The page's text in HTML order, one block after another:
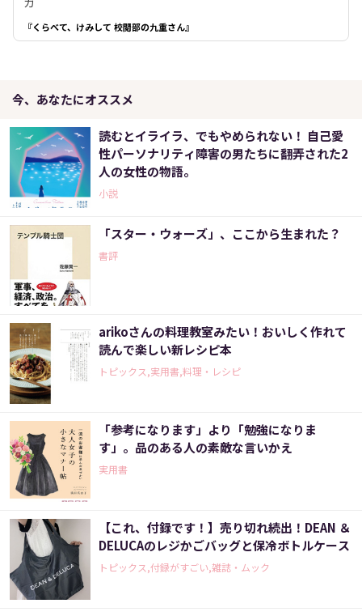
『くらべて、けみして 校閲部の九重さん』
今、あなたにオススメ
読むとイライラ、でもやめられない！ 自己愛
性パーソナリティ障害の男たちに翻弄された2
人の女性の物語。
小説
「スター・ウォーズ」、ここから生まれた？
書評
arikoさんの料理教室みたい！おいしく作れて
読んで楽しい新レシピ本
トピックス,実用書,料理・レシピ
「参考になります」より「勉強になりま
す」。品のある人の素敵な言いかえ
実用書
【これ、付録です！】売り切れ続出！DEAN ＆
DELUCAのレジかごバッグと保冷ボトルケース
トピックス,付録がすごい,雑誌・ムック